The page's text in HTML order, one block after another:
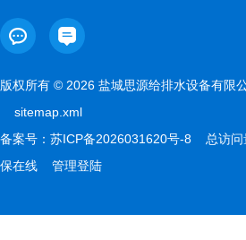
版权所有 © 2026 盐城思源给排水设备有限
sitemap.xml
备案号： 苏ICP备2026031620号-8 总访问
保在线
管理登陆